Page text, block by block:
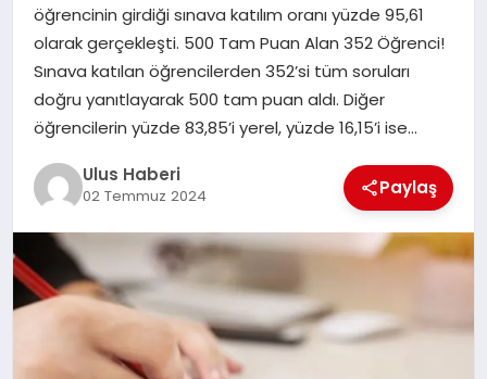
EĞITIM
MAGAZIN
SPOR
YAŞAM
öğrencinin girdiği sınava katılım oranı yüzde 95,61
olarak gerçekleşti. 500 Tam Puan Alan 352 Öğrenci!
Sınava katılan öğrencilerden 352’si tüm soruları
doğru yanıtlayarak 500 tam puan aldı. Diğer
öğrencilerin yüzde 83,85’i yerel, yüzde 16,15’i ise…
Ulus Haberi
02 Temmuz 2024 Paylaş